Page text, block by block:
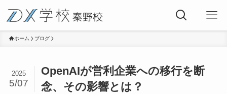
ホーム ブログ
OpenAIが営利企業への移行を断
念、その影響とは？
2025
5/07